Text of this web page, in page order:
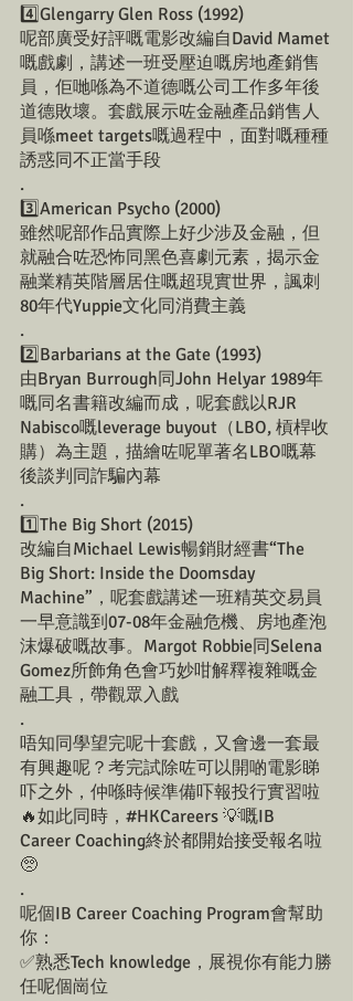
4️⃣Glengarry Glen Ross (1992)
呢部廣受好評嘅電影改編自David Mamet
嘅戲劇，講述一班受壓迫嘅房地產銷售
員，佢哋喺為不道德嘅公司工作多年後
道德敗壞。套戲展示咗金融產品銷售人
員喺meet targets嘅過程中，面對嘅種種
誘惑同不正當手段
.
3️⃣American Psycho (2000)
雖然呢部作品實際上好少涉及金融，但
就融合咗恐怖同黑色喜劇元素，揭示金
融業精英階層居住嘅超現實世界，諷刺
80年代Yuppie文化同消費主義
.
2️⃣Barbarians at the Gate (1993)
由Bryan Burrough同John Helyar 1989年
嘅同名書籍改編而成，呢套戲以RJR
Nabisco嘅leverage buyout（LBO, 槓桿收
購）為主題，描繪咗呢單著名LBO嘅幕
後談判同詐騙內幕
.
1️⃣The Big Short (2015)
改編自Michael Lewis暢銷財經書“The
Big Short: Inside the Doomsday
Machine”，呢套戲講述一班精英交易員
一早意識到07-08年金融危機、房地產泡
沫爆破嘅故事。Margot Robbie同Selena
Gomez所飾角色會巧妙咁解釋複雜嘅金
融工具，帶觀眾入戲
.
唔知同學望完呢十套戲，又會邊一套最
有興趣呢？考完試除咗可以開啲電影睇
吓之外，仲喺時候準備吓報投行實習啦
🔥如此同時，#HKCareers 💡嘅IB
Career Coaching終於都開始接受報名啦
🥺
.
呢個IB Career Coaching Program會幫助
你：
✅熟悉Tech knowledge，展視你有能力勝
任呢個崗位